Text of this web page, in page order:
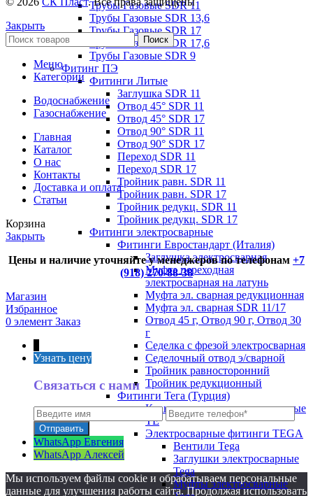
Трубы Газовые SDR 11
Трубы Газовые SDR 13,6
Трубы Газовые SDR 17
Трубы Газовые SDR 17,6
Трубы Газовые SDR 9
Фитинг ПЭ
Фитинги Литые
Заглушка SDR 11
Отвод 45° SDR 11
Отвод 45° SDR 17
Отвод 90° SDR 11
Отвод 90° SDR 17
Переход SDR 11
Переход SDR 17
Тройник равн. SDR 11
Тройник равн. SDR 17
Тройник редукц. SDR 11
Тройник редукц. SDR 17
Фитинги электросварные
Фитинги Евростандарт (Италия)
Заглушка электросварная
Муфта переходная
электросварная на латунь
Муфта эл. cварная редукционная
Муфта эл. сварная SDR 11/17
Отвод 45 г, Отвод 90 г, Отвод 30
г
Седелка с фрезой электросварная
Седелочный отвод э/сварной
Тройник равносторонний
Тройник редукционный
Фитинги Тега (Турция)
Краны полиэтиленовые шаровые
TE
Электросварные фитинги TEGA
Вентили Tega
Заглушки электросварные
Tega
Муфты электросварные
Закрыть
Поиск
Меню
Категории
Водоснабжение
Газоснабжение
Главная
Каталог
О нас
Контакты
Доставка и оплата
Статьи
Корзина
Закрыть
Цены и наличие уточняйте у менеджеров по телефонам +7
(918) 270-88-38
Магазин
Избранное
0 элемент Заказ
Узнать цену
Связаться с нами
WhatsApp Евгения
WhatsApp Алексей
Мы используем файлы cookie и обрабатываем персональные
данные для улучшения работы сайта. Продолжая использовать